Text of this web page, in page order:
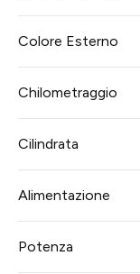
Colore Esterno
Chilometraggio
Cilindrata
Alimentazione
Potenza